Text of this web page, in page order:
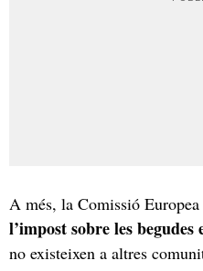
A més, la Comissió Europea
l’impost sobre les begudes
no existeixen a altres